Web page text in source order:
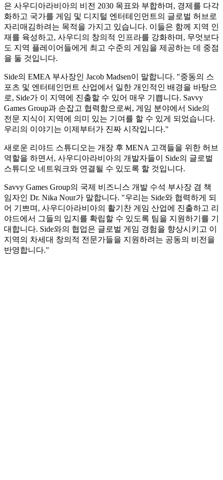
은 사우디아라비아의 비전 2030 목표와 부합하며, 경제를 다각
화하고 국가를 게임 및 디지털 엔터테인먼트의 글로벌 허브로
자리매김하려는 목적을 가지고 있습니다. 이들은 함께 지역 인
재를 육성하고, 사우디의 창의적 인프라를 강화하며, 무엇보다
도 지역 플레이어들에게 최고 수준의 게임을 제공하는 데 중점
을 둘 것입니다.
Side의 EMEA 부사장인 Jacob Madsen이 말합니다. "중동의 스
포츠 및 엔터테인먼트 산업에서 일한 개인적인 배경을 바탕으
로, Side가 이 지역에 진출할 수 있어 매우 기쁩니다. Savvy
Games Group과 손잡고 협력함으로써, 게임 분야에서 Side의
전문 지식이 지역에 의미 있는 기여를 할 수 있게 되었습니다.
우리의 이야기는 이제부터가 진짜 시작입니다."
새로운 리야드 스튜디오는 개장 후 MENA 고객들을 위한 허브
역할을 하면서, 사우디아라비아의 개발자들이 Side의 글로벌
스튜디오 네트워크와 연결될 수 있도록 할 것입니다.
Savvy Games Group의 국제 비즈니스 개발 수석 부사장 겸 책
임자인 Dr. Nika Nour가 말합니다. "우리는 Side와 협력하게 되
어 기쁘며, 사우디아라비아의 활기찬 게임 산업에 진출하고 리
야드에서 그들의 입지를 확립할 수 있도록 팀을 지원하기를 기
대합니다. Side와의 협업은 글로벌 게임 경험을 향상시키고 이
지역의 차세대 창의적 전문가들을 지원하려는 공동의 비전을
반영합니다."